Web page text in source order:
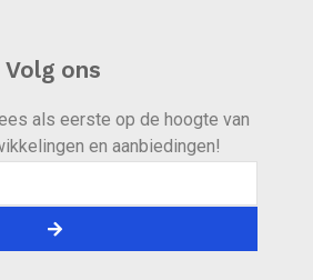
Volg ons
als eerste op de hoogte van
en aanbiedingen!